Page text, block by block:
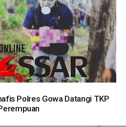
Polres Gowa Datangi TKP